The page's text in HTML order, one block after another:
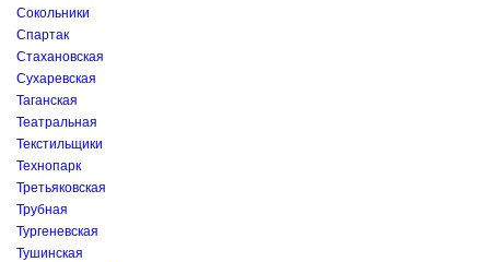
Сокольники
Спартак
Стахановская
Сухаревская
Таганская
Театральная
Текстильщики
Технопарк
Третьяковская
Трубная
Тургеневская
Тушинская